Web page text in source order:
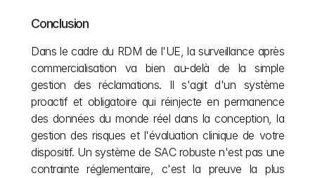
Conclusion
Dans le cadre du RDM de l'UE, la surveillance après
commercialisation va bien au-delà de la simple
gestion des réclamations. Il s'agit d'un système
proactif et obligatoire qui réinjecte en permanence
des données du monde réel dans la conception, la
gestion des risques et l'évaluation clinique de votre
dispositif. Un système de SAC robuste n'est pas une
contrainte réglementaire, c'est la preuve la plus